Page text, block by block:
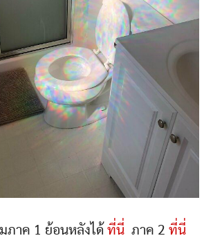
ภาค 1 ย้อนหลังได้ ที่นี่ ภาค 2 ที่นี่